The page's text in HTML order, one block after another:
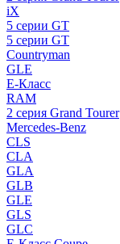
iX
5 серии GT
5 серии GT
Countryman
GLE
E-Класс
RAM
2 серия Grand Tourer
Mercedes-Benz
CLS
CLA
GLA
GLB
GLE
GLS
GLC